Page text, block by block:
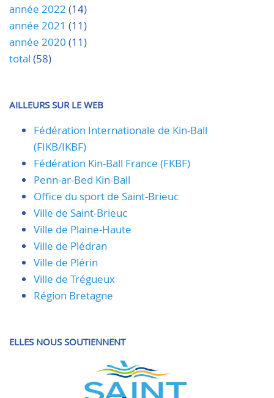
année 2022 (14)
année 2021 (11)
année 2020 (11)
total (58)
AILLEURS SUR LE WEB
Fédération Internationale de Kin-Ball
(FIKB/IKBF)
Fédération Kin-Ball France (FKBF)
Penn-ar-Bed Kin-Ball
Office du sport de Saint-Brieuc
Ville de Saint-Brieuc
Ville de Plaine-Haute
Ville de Plédran
Ville de Plérin
Ville de Trégueux
Région Bretagne
ELLES NOUS SOUTIENNENT